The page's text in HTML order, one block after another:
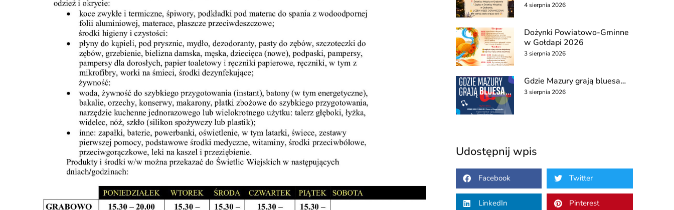
4 sierpnia 2026
Dożynki Powiatowo-Gminne
w Gołdapi 2026
3 sierpnia 2026
Gdzie Mazury grają bluesa…
3 sierpnia 2026
Udostępnij wpis
Facebook Twitter
LinkedIn Pinterest